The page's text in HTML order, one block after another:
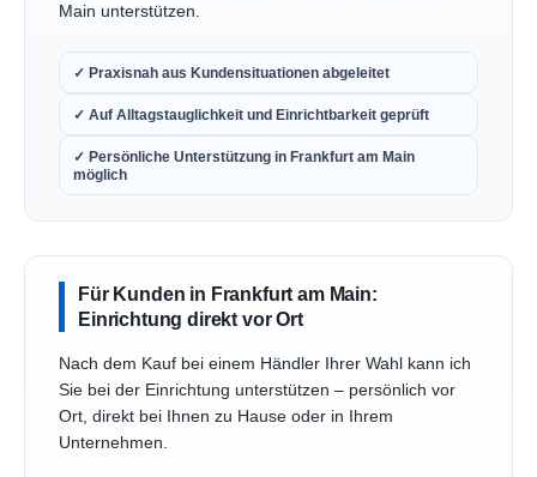
Main unterstützen.
✓ Praxisnah aus Kundensituationen abgeleitet
✓ Auf Alltagstauglichkeit und Einrichtbarkeit geprüft
✓ Persönliche Unterstützung in Frankfurt am Main
möglich
Für Kunden in Frankfurt am Main:
Einrichtung direkt vor Ort
Nach dem Kauf bei einem Händler Ihrer Wahl kann ich
Sie bei der Einrichtung unterstützen – persönlich vor
Ort, direkt bei Ihnen zu Hause oder in Ihrem
Unternehmen.